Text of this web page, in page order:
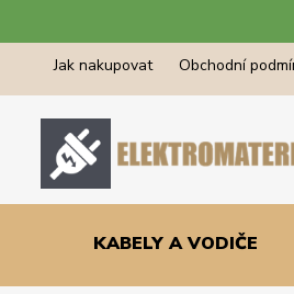
Jak nakupovat Obchodní
KABELY A VODIČE